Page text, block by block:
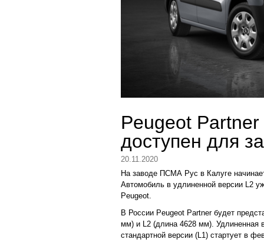
Peugeot Partner
доступен для
20.11.2020
На заводе ПСМА Рус в Калуге
Автомобиль в удлиненной версии L2
Peugeot.
В России Peugeot Partner будет
мм) и L2 (длина 4628 мм). Удлиненная
стандартной версии (L1) стартует в